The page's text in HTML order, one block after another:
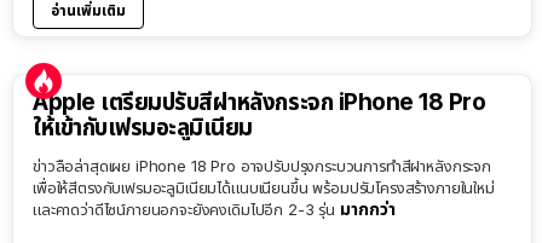
อ่านเพิ่มเติม
Apple เตรียมปรับสีฝาหลังกระจก iPhone 18 Pro
ให้เข้ากับเฟรมอะลูมิเนียม
ข่าวลือล่าสุดเผย iPhone 18 Pro อาจปรับปรุงกระบวนการทำสีฝาหลังกระจก
เพื่อให้สีตรงกับเฟรมอะลูมิเนียมได้แนบเนียนขึ้น พร้อมปรับโครงสร้างภายในใหม่
และคาดว่าดีไซน์ภายนอกจะยังคงเดิมไปอีก 2-3 รุ่น มากกว่า